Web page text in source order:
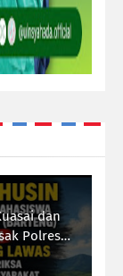
dan
Polres